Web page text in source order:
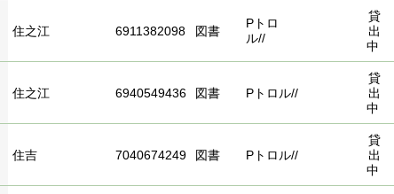
住之江 6911382098 図書
Pトロ
ル//
貸
出
中
住之江 6940549436 図書 Pトロル//
貸
出
中
住吉 7040674249 図書 Pトロル//
貸
出
中